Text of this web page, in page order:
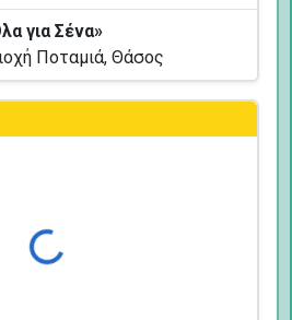
για Σένα»
Ποταμιά, Θάσος
Φόρτωση...